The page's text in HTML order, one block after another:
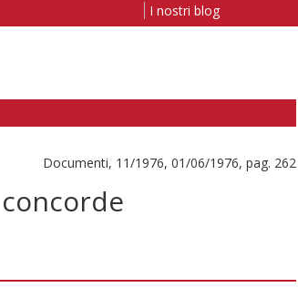
I nostri blog
Documenti, 11/1976, 01/06/1976, pag. 262